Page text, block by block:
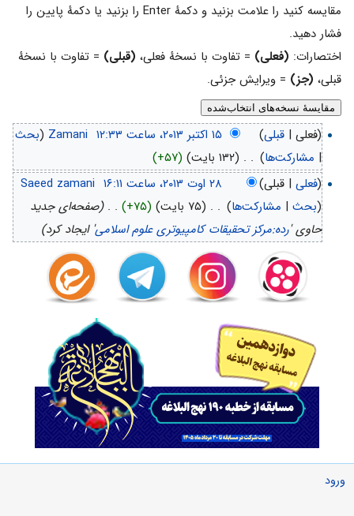
مقایسه کنید را علامت بزنید و دکمهٔ Enter را بزنید یا دکمهٔ پایین را
فشار دهید.
اختصارات: (فعلی) = تفاوت با نسخهٔ فعلی، (قبلی) = تفاوت با نسخهٔ
قبلی، (جز) = ویرایش جزئی.
(فعلی | قبلی)
‏
Zamani
(بحث
| مشارکت‌ها)
. . (۱۳۲ بایت)
(+۵۷)
(فعلی| قبلی) ‏
Saeed zamani
(بحث| مشارکت‌ها)
. . (۷۵ بایت) (+۷۵)‏
. . (صفحه‌ای جدید
حاوی 'رده:مرکز تحقیقات کامپیوتری علوم اسلامی' ایجاد کرد)
ورود